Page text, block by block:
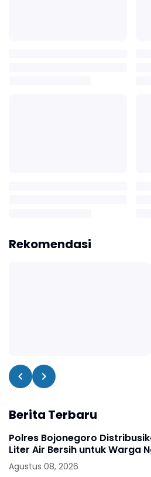
Rekomendasi
Berita Terbaru
Polres Bojonegoro
Liter Air Bersih untuk Warga
Agustus 08, 2026